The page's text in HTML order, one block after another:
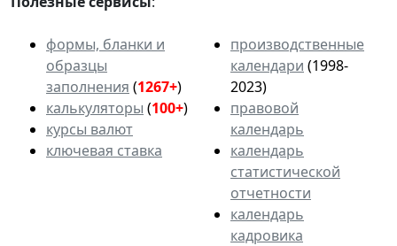
формы, бланки и
образцы
заполнения (1267+)
калькуляторы (100+)
курсы валют
ключевая ставка
производственные
календари (1998-
2023)
правовой
календарь
календарь
статистической
отчетности
календарь
кадровика